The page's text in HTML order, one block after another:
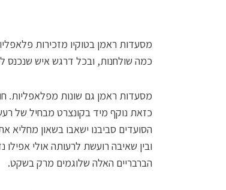
מסעדות ראמן בטוקיו מזכירות
כמה שולחנות, ובכל דרגש איש שנכנס
מסעדות ראמן גם שונות מפלאפליות.
כזאת נוקף מיד בקונצרט מבחיל של
הסועדים סביבנו ישאבו בשאון מחליא
ובין שאיבה רועשת לרעותה אולי
הברבריים האלה שלוגמים מרק בשקט.